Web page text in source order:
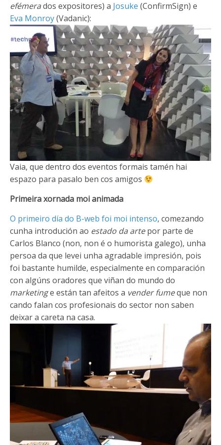
efémerados expositores) a Josuke (ConfirmSign) e
Eva Monroy(Vadanic):
Vaia, que dentro dos eventos formais tamén hai
espazo para pasalo ben cos amigos
Primeira xornada moi animada
O primeiro día do B-web foi moi intenso, comezando
cunha introdución ao estado da artepor parte de
Carlos Blanco (non, non é o humorista galego), unha
persoa da que levei unha agradable impresión, pois
foi bastante humilde, especialmente en comparación
con algúns oradores que viñan do mundo do
marketinge están tan afeitos a vender fumeque non
cando falan cos profesionais do sector non saben
deixar a careta na casa.